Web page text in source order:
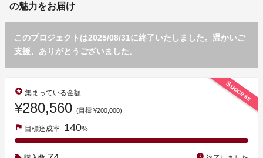
の魅力をお届け
このプロジェクトは2025/08/31に終了いたしました。温かいご
支援、ありがとうございました。
Success
stars 集まっている金額
¥280,560 (目標 ¥200,000)
flag 目標達成率 140%
watch_later